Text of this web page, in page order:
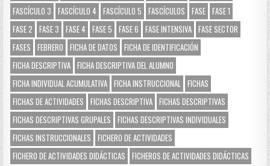
FASCÍCULO 3
FASCÍCULO 4 FASCÍCULO 5 FASCÍCULOS FASE FASE 1
FASE 2
FASE 3 FASE 4 FASE 5 FASE 6 FASE INTENSIVA FASE SECTOR
FASES
FEBRERO FICHA DE DATOS
FICHA DE IDENTIFICACIÓN
FICHA DESCRIPTIVA FICHA DESCRIPTIVA DEL ALUMNO
FICHA INDIVIDUAL ACUMULATIVA FICHA INSTRUCCIONAL FICHAS
FICHAS DE ACTIVIDADES
FICHAS DESCRIPTIVA FICHAS DESCRIPTIVAS
FICHAS DESCRIPTIVAS GRUPALES
FICHAS DESCRIPTIVAS INDIVIDUALES
FICHAS INSTRUCCIONALES
FICHERO DE ACTIVIDADES
FICHERO DE ACTIVIDADES DIDÁCTICAS
FICHEROS DE ACTIVIDADES DIDÁCTICAS